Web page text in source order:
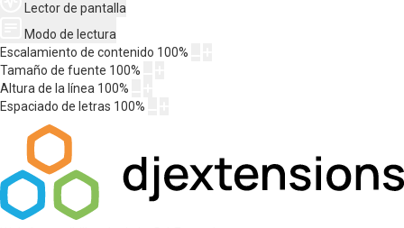
Lector de pantalla
Modo de lectura
Escalamiento de contenido 100%
Tamaño de fuente 100%
Altura de la línea 100%
Espaciado de letras 100%